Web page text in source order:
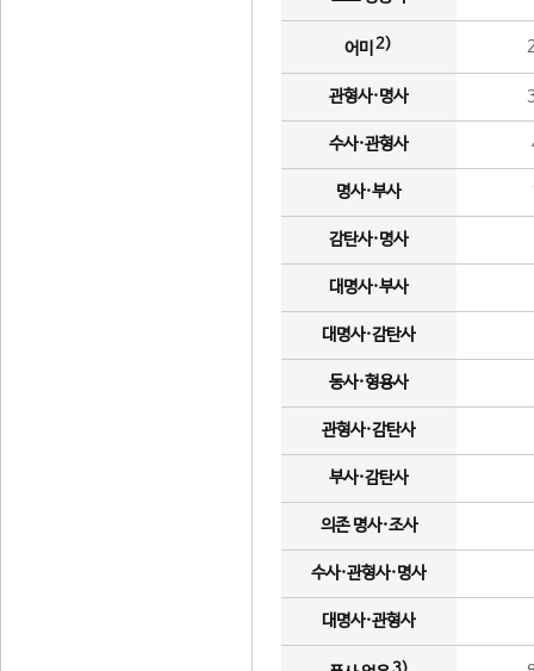
어미 2)
관형사·명사
수사·관형사
명사·부사
감탄사·명사
대명사·부사
대명사·감탄사
동사·형용사
관형사·감탄사
부사·감탄사
의존 명사·조사
수사·관형사·명사
대명사·관형사